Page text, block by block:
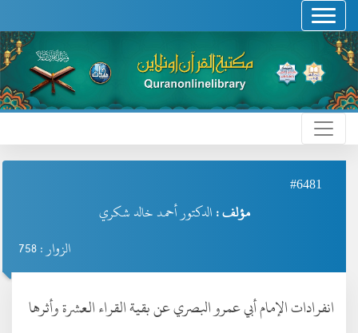
#6481
مؤلف : الدكتور أحمد خالد شكري
الزوار : 758
انفرادات الإمام أبي عمرو البصري عن بقية القراء العشرة وأثرها